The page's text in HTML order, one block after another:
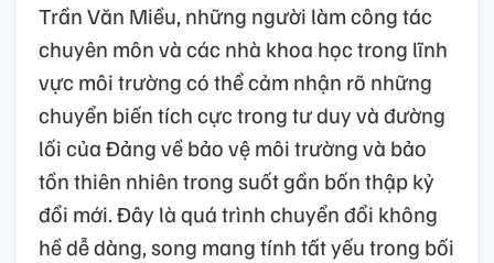
Trần Văn Miều, những người làm công tác
chuyên môn và các nhà khoa học trong lĩnh
vực môi trường có thể cảm nhận rõ những
chuyển biến tích cực trong tư duy và đường
lối của Đảng về bảo vệ môi trường và bảo
tồn thiên nhiên trong suốt gần bốn thập kỷ
đổi mới. Đây là quá trình chuyển đổi không
hề dễ dàng, song mang tính tất yếu trong bối